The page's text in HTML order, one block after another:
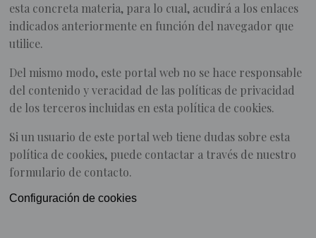
esta concreta materia, para lo cual, acudirá a los enlaces
indicados anteriormente en función del navegador que
utilice.
Del mismo modo, este portal web no se hace responsable
del contenido y veracidad de las políticas de privacidad
de los terceros incluidas en esta política de cookies.
Si un usuario de este portal web tiene dudas sobre esta
política de cookies, puede contactar a través de nuestro
formulario de contacto.
Configuración de cookies